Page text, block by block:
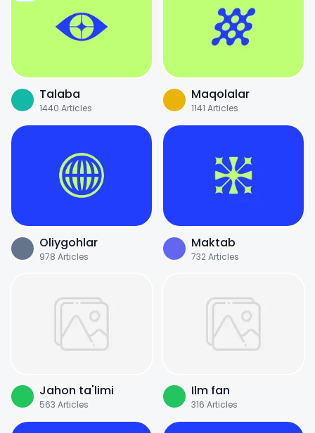
Talaba
1440 Articles
Maqolalar
1141 Articles
Oliygohlar
978 Articles
Maktab
732Articles
Jahon ta'limi
563 Articles
Ilm fan
316 Articles